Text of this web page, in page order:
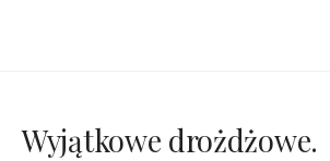
Wyjątkowe drożdżowe.